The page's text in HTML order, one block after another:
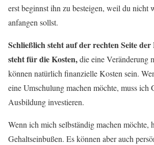
erst beginnst ihn zu besteigen, weil du nicht
anfangen sollst.
Schließlich steht auf der rechten Seite
steht für die Kosten,die eine Veränderung
können natürlich finanzielle Kosten sein.
eine Umschulung machen möchte, muss ich
Ausbildung investieren.
Wenn ich mich selbständig machen möchte,
Gehaltseinbußen. Es können aber auch